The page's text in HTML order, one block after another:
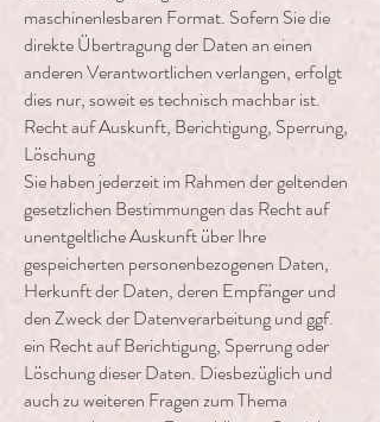
maschinenlesbaren Format. Sofern Sie die
direkte Übertragung der Daten an einen
anderen Verantwortlichen verlangen, erfolgt
dies nur, soweit es technisch machbar ist.
Recht auf Auskunft, Berichtigung, Sperrung,
Löschung
Sie haben jederzeit im Rahmen der geltenden
gesetzlichen Bestimmungen das Recht auf
unentgeltliche Auskunft über Ihre
gespeicherten personenbezogenen Daten,
Herkunft der Daten, deren Empfänger und
den Zweck der Datenverarbeitung und ggf.
ein Recht auf Berichtigung, Sperrung oder
Löschung dieser Daten. Diesbezüglich und
auch zu weiteren Fragen zum Thema